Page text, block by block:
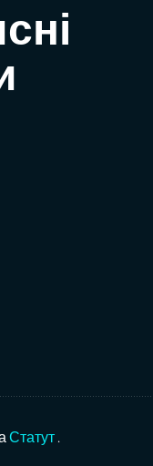
Статут .